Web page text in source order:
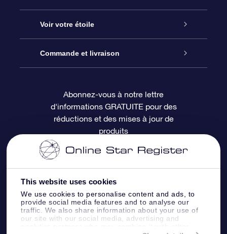
This website uses cookies
We use cookies to personalise content and ads, to
provide social media features and to analyse our
traffic. We also share information about your use of
our site with our social media, advertising and
À propos de l’OSR
Nous contacter
Questions fréquemment posées
Revues
Cadeau d’étoile en ligne
Coffret cadeau OSR
Carte cadeau OSR
Voir votre étoile
Registre des étoiles
Page d’accueil personnalisée
Appli Voler vers les étoiles
Commande et livraison
Informations de paiement
Informations d’expédition
Politique de retour
Constellations
Abonnez-vous à notre lettre
d'informations GRATUITE pour des
réductions et des mises à jour de
produits